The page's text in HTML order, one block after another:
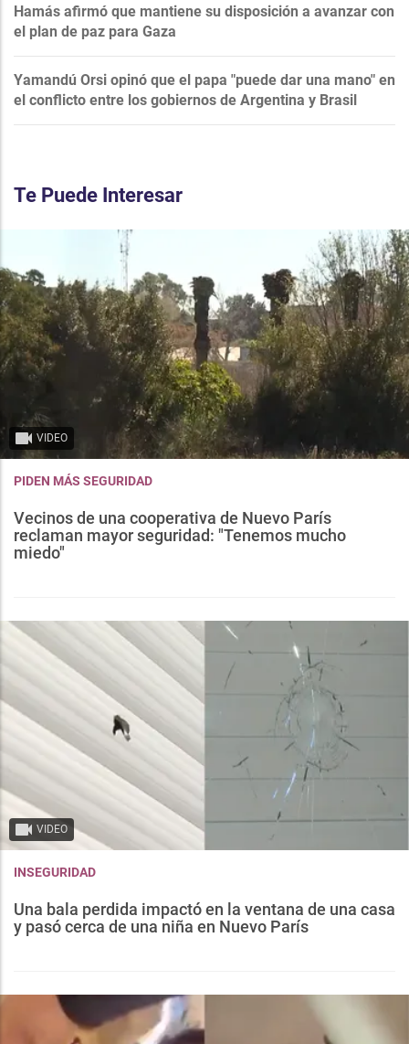
Hamás afirmó que mantiene su disposición a avanzar con
el plan de paz para Gaza
Yamandú Orsi opinó que el papa "puede dar una mano" en
el conflicto entre los gobiernos de Argentina y Brasil
Te Puede Interesar
VIDEO
PIDEN MÁS SEGURIDAD
Vecinos de una cooperativa de Nuevo París
reclaman mayor seguridad: "Tenemos mucho
miedo"
VIDEO
INSEGURIDAD
Una bala perdida impactó en la ventana de una casa
y pasó cerca de una niña en Nuevo París